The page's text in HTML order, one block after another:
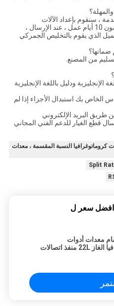
، سنقوم بإعداد الآلات
والبضائع.عادة ما تكون جاهزة في غضون 10 أيام عمل ، عند الإرسال ،
الذي يقوم بالتخليص الجمركي
ودليل باللغة الإنجليزية
للمهندس الخاص بك استبدال الأجزاء إذا لم
البريد الإلكتروني
قطع الغيار للدعم الفني المجاني
الغاز 22 لتر ، أدوات كروماتوغرافيا النسبة المقسمة ، معدات
Split
سعر ل
معدات أدوات
كروماتوغرافيا الغاز 22L منفذ اتصالات